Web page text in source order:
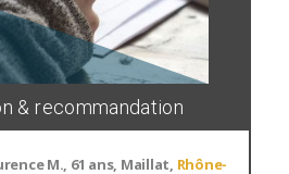
& recommandation
M., 61 ans, Maillat, Rhône-